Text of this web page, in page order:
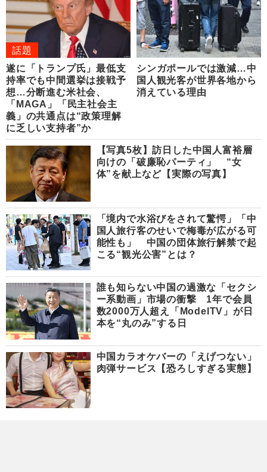
話題
遂に「トランプ氏」最低支
持率でも中間選挙は接戦予
想…分断進む米社会、
「MAGA」「民主社会主
義」の共通点は“政策理解
に乏しい支持者”か
シンガポールでは激減…中
国人観光客が世界各地から
消えている理由
【写真5枚】訪日した中国人富裕層
向けの「破廉恥パーティ」 “女
体”を献上など【実際の写真】
「境内で水浴びをされて驚愕」「中
国人旅行客のせいで梅毒が広がる可
能性も」 中国の団体旅行解禁で起
こる“観光公害”とは？
誰も知らない中国の過激な「セクシ
ー系動画」市場の衝撃 1年で会員
数2000万人超え「ModelTV」が日
本を“丸のみ”する日
中国カラオケバーの「えげつない」
肉弾サービス【恐ろしすぎる実態】